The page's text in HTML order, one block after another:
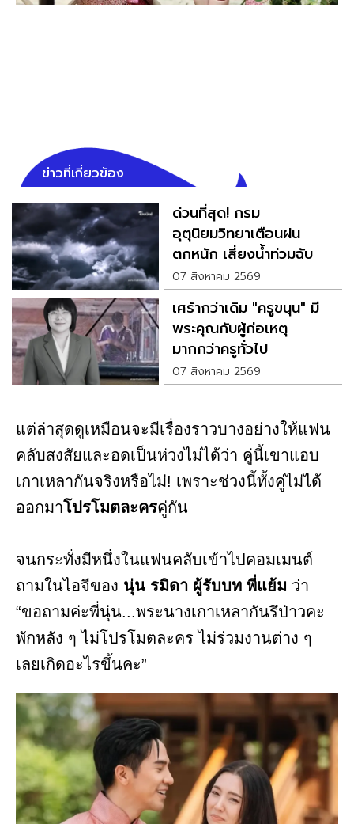
ข่าวที่เกี่ยวข้อง
ด่วนที่สุด! กรม
อุตุนิยมวิทยาเตือนฝน
ตกหนัก เสี่ยงน้ำท่วมฉับ
พลัน
07 สิงหาคม 2569
เศร้ากว่าเดิม "ครูขนุน" มี
พระคุณกับผู้ก่อเหตุ
มากกว่าครูทั่วไป
07 สิงหาคม 2569
แต่ล่าสุดดูเหมือนจะมีเรื่องราวบางอย่างให้แฟน
คลับสงสัยและอดเป็นห่วงไม่ได้ว่า คู่นี้เขาแอบ
เกาเหลากันจริงหรือไม่! เพราะช่วงนี้ทั้งคู่ไม่ได้
ออกมาโปรโมตละครคู่กัน
จนกระทั่งมีหนึ่งในแฟนคลับเข้าไปคอมเมนต์
ถามในไอจีของ นุ่น รมิดา ผู้รับบท พี่แย้ม ว่า
“ขอถามค่ะพี่นุ่น...พระนางเกาเหลากันรึป่าวคะ
พักหลัง ๆ ไม่โปรโมตละคร ไม่ร่วมงานต่าง ๆ
เลยเกิดอะไรขึ้นคะ”